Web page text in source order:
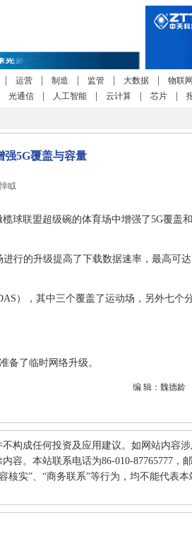
运营 制造 监管 大数据 物联网
光通信 人工智能 云计算 芯片
强5G覆盖与容量
眓
球联盟超级碗的体育场中增强了5G覆盖
行的升级提高了下载数据速率，最高可达
），其中三个覆盖了运动场，另外七个
备了临时网络升级。
编 辑：魏德龄
构成任何投资及应用建议。如网站内容涉
容。本站联系电话为86-010-87765777，
核实”、“商务联系”等行为，均不能代表